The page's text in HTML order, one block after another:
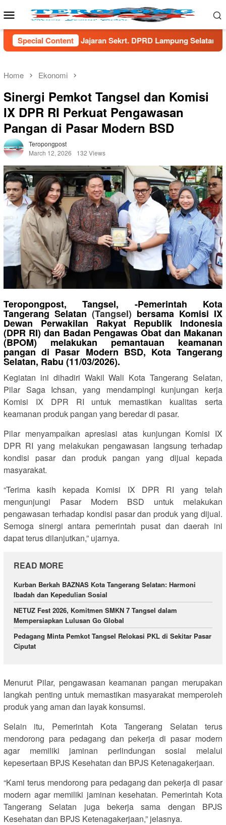
to
Mobile
Menu
Special Content
DPRD Lampung Selatan Menaker Yassierli
Home Ekonomi
Sinergi Pemkot Tangsel dan Komisi
IX DPR RI Perkuat Pengawasan
Pangan di Pasar Modern BSD
Teropongpost
March 12, 2026
132 Views
Teropongpost, Tangsel, -Pemerintah Kota
Tangerang Selatan (Tangsel) bersama Komisi IX
Dewan Perwakilan Rakyat Republik Indonesia
(DPR RI) dan Badan Pengawas Obat dan Makanan
(BPOM) melakukan pemantauan keamanan
pangan di Pasar Modern BSD, Kota Tangerang
Selatan, Rabu (11/03/2026).
Kegiatan ini dihadiri Wakil Wali Kota Tangerang Selatan,
Pilar Saga Ichsan, yang mendampingi kunjungan kerja
Komisi IX DPR RI untuk memastikan kualitas serta
keamanan produk pangan yang beredar di pasar.
Pilar menyampaikan apresiasi atas kunjungan Komisi IX
DPR RI yang melakukan pengawasan langsung terhadap
kondisi pasar dan produk pangan yang dijual kepada
masyarakat.
“Terima kasih kepada Komisi IX DPR RI yang telah
mengunjungi Pasar Modern BSD untuk melakukan
pengawasan terhadap kondisi pasar dan produk yang dijual.
Semoga sinergi antara pemerintah pusat dan daerah ini
dapat terus dilanjutkan,” ujarnya.
READ MORE
Kurban Berkah BAZNAS Kota Tangerang Selatan: Harmoni
Ibadah dan Kepedulian Sosial
NETUZ Fest 2026, Komitmen SMKN 7 Tangsel dalam
Mempersiapkan Lulusan Go Global
Pedagang Minta Pemkot Tangsel Relokasi PKL di Sekitar Pasar
Ciputat
Menurut Pilar, pengawasan keamanan pangan merupakan
langkah penting untuk memastikan masyarakat memperoleh
produk yang aman dan layak konsumsi.
Selain itu, Pemerintah Kota Tangerang Selatan terus
mendorong para pedagang dan pekerja di pasar modern
agar memiliki jaminan perlindungan sosial melalui
kepesertaan BPJS Kesehatan dan BPJS Ketenagakerjaan.
“Kami terus mendorong para pedagang dan pekerja di pasar
modern agar memiliki jaminan kesehatan. Pemerintah Kota
Tangerang Selatan juga bekerja sama dengan BPJS
Kesehatan dan BPJS Ketenagakerjaan,” jelasnya.